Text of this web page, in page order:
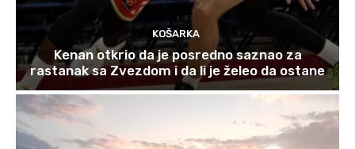
KOŠARKA
Kenan otkrio da je posredno saznao za
rastanak sa Zvezdom i da li je želeo da ostane